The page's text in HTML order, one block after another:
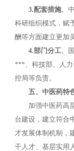
3.配套措施。
科研组织模式，赋
酬等方面建立更加
4.部门分工。
***、科技部、人
控局等负责。
五、中医药特
加强中医药高
台建设，建立符合
才发展体制机制，
干人才、基层实用